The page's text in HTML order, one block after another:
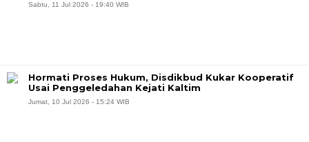
Sabtu, 11 Jul 2026 - 19:40 WIB
Hormati Proses Hukum, Disdikbud Kukar Kooperatif
Usai Penggeledahan Kejati Kaltim
Jumat, 10 Jul 2026 - 15:24 WIB